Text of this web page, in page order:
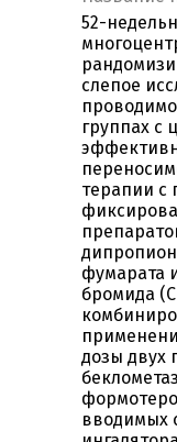
52-
слепое
группах с
терапии с
фумарата
бромида
дозы двух
вводимых